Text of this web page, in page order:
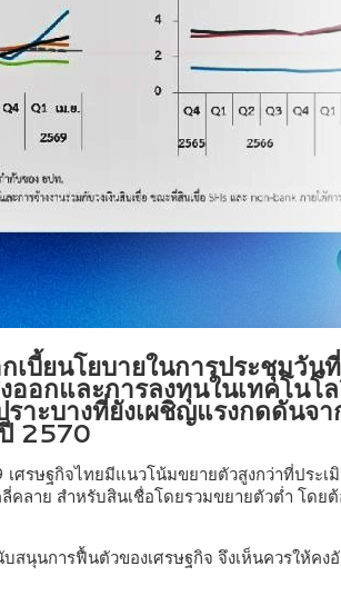
เบี้ยนโยบายในการประชุมวั
อกและการลงทุนในเทคโน
าะบางที่ยังเผชิญแรงกดดันจ
2570
รษฐกิจไทยมีแนวโน้มขยายตัวสูงกว่าที่ประเ
ลาย สำหรับสินเชื่อโดยรวมขยายตัวต่ำ โดย
นุนการฟื้นตัวของเศรษฐกิจ จึงเห็นควรให้คง